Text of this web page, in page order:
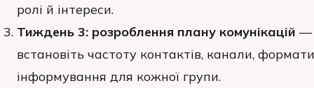
ролі й інтереси.
Тиждень 3: розроблення плану комунікацій —
встановіть частоту контактів, канали, формати
інформування для кожної групи.